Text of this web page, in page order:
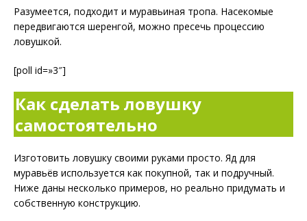
Разумеется, подходит и муравьиная тропа. Насекомые
передвигаются шеренгой, можно пресечь процессию
ловушкой.
[poll id=»3″]
Как сделать ловушку
самостоятельно
Изготовить ловушку своими руками просто. Яд для
муравьёв используется как покупной, так и подручный.
Ниже даны несколько примеров, но реально придумать и
собственную конструкцию.